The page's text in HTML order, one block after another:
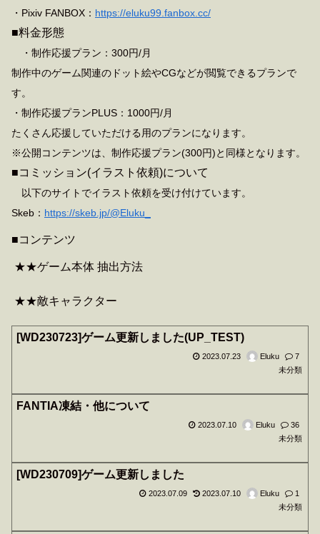
・Pixiv FANBOX： https://eluku99.fanbox.cc/
■料金形態
・制作応援プラン：300円/月
制作中のゲーム関連のドット絵やCGなどが閲覧できるプランで
す。
・制作応援プランPLUS：1000円/月
たくさん応援していただける用のプランになります。
※公開コンテンツは、制作応援プラン(300円)と同様となります。
■コミッション(イラスト依頼)について
以下のサイトでイラスト依頼を受け付けています。
Skeb： https://skeb.jp/@Eluku_
■コンテンツ
★★ゲーム本体 抽出方法
★★敵キャラクター
[WD230723]ゲーム更新しました(UP_TEST)
2023.07.23 Eluku
7
未分類
FANTIA凍結・他について
2023.07.10 Eluku
36
未分類
[WD230709]ゲーム更新しました
2023.07.09 2023.07.10 Eluku
1
未分類